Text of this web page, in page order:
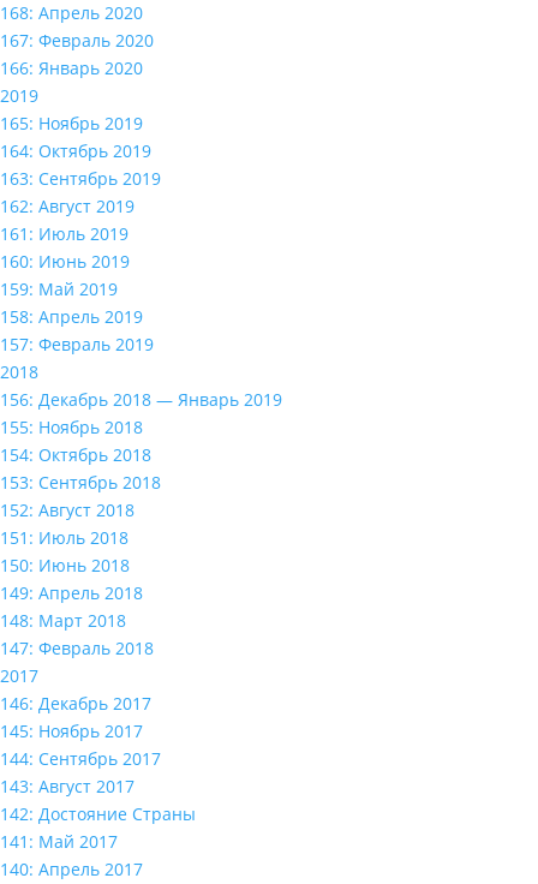
168: Апрель 2020
167: Февраль 2020
166: Январь 2020
2019
165: Ноябрь 2019
164: Октябрь 2019
163: Сентябрь 2019
162: Август 2019
161: Июль 2019
160: Июнь 2019
159: Май 2019
158: Апрель 2019
157: Февраль 2019
2018
156: Декабрь 2018 — Январь 2019
155: Ноябрь 2018
154: Октябрь 2018
153: Сентябрь 2018
152: Август 2018
151: Июль 2018
150: Июнь 2018
149: Апрель 2018
148: Март 2018
147: Февраль 2018
2017
146: Декабрь 2017
145: Ноябрь 2017
144: Сентябрь 2017
143: Август 2017
142: Достояние Страны
141: Май 2017
140: Апрель 2017